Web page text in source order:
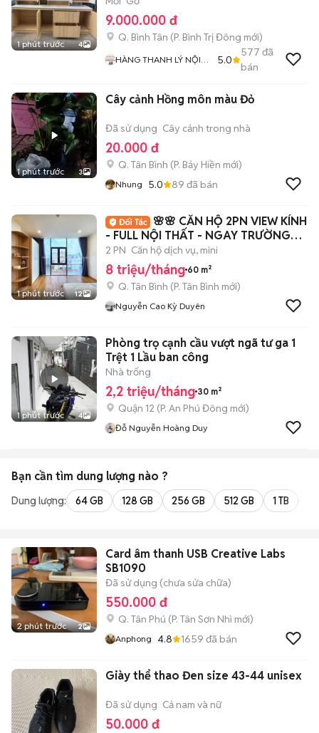
1 phút trước 4
9.000.000 đ
Q. Bình Tân (P. Bình Trị Đông mới)
HÀNG THANH LÝ NỘI
5.0
577 đã
bán
1 phút trước 3
Cây cảnh Hồng môn màu Đỏ
Đã sử dụng Cây cảnh trong nhà
20.000 đ
Q. Tân Bình (P. Bảy Hiền mới)
Nhung 5.0 89 đã bán
1 phút trước 12
🌸🌸 CĂN HỘ 2PN VIEW KÍNH
- FULL NỘI THẤT - NGAY TRƯỜNG
CHINH 🌸🌸
2 PN Căn hộ dịch vụ, mini
8 triệu/tháng 60 m²
Q. Tân Bình (P. Tân Bình mới)
Nguyễn Cao Kỳ Duyên
1 phút trước 4
Phòng trọ cạnh cầu vượt ngã tư ga 1
Trệt 1 Lầu ban công
Nhà trống
2,2 triệu/tháng 30 m²
Quận 12 (P. An Phú Đông mới)
Đỗ Nguyễn Hoàng Duy
Bạn cần tìm dung lượng nào ?
Dung lượng: 64 GB 128 GB 256 GB 512 GB 1 TB
2 phút trước 2
Card âm thanh USB Creative Labs
SB1090
Đã sử dụng (chưa sửa chữa)
550.000 đ
Q. Tân Phú (P. Tân Sơn Nhì mới)
Anphong 4.8 1659 đã bán
Giày thể thao Đen size 43-44 unisex
Đã sử dụng Cả nam và nữ
50.000 đ